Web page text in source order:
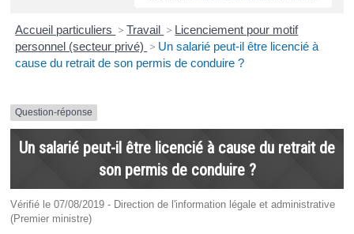
Accueil particuliers > Travail > Licenciement pour motif
personnel (secteur privé) > Un salarié peut-il être licencié à
cause du retrait de son permis de conduire ?
Question-réponse
Un salarié peut-il être licencié à cause du retrait de
son permis de conduire ?
Vérifié le 07/08/2019 - Direction de l'information légale et administrative
(Premier ministre)